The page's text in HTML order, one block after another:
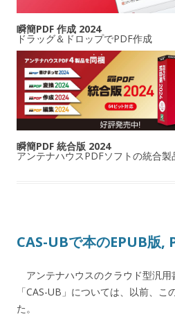
瞬簡PDF 作成 2024
ドラッグ＆ドロップでPDF作成
瞬簡PDF 統合版 2024
アンテナハウスPDFソフトの統合製
CAS-UBで本のEPUB版,
アンテナハウスのクラウド型汎用
「CAS-UB」については、以前、こ
た。